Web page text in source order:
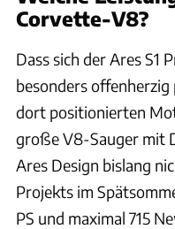
Corvette-V8?
Dass sich der Ares S1
besonders
dort positionierten
große V8-Sauger mit
Ares Design bislang
Projekts im
PS und maximal 715